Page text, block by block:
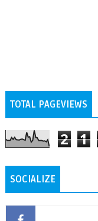
TOTAL PAGEVIEWS
2 1
SOCIALIZE